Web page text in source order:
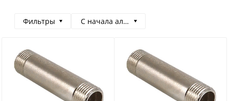
Фильтры С начала алфавита